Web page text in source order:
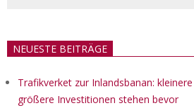
NEUESTE BEITRÄGE
Trafikverket zur Inlandsbanan:
größere Investitionen stehen bevor